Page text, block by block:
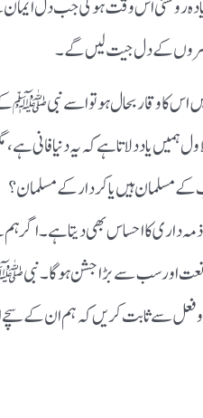
روشنی اس وقت ہوگی جب دل
کے دل جیت لیں گے۔
اس کا وقار بحال ہو تو اسے نبی ﷺ
ہمیں یاد دلاتا ہے کہ یہ دنیا فانی
کے مسلمان ہیں یا کردار کے مسلمان؟
داری کا احساس بھی دیتا ہے۔ اگر ہم
اور سب سے بڑا جشن ہوگا۔ نبی ﷺ
فعل سے ثابت کریں کہ ہم ان کے سچے